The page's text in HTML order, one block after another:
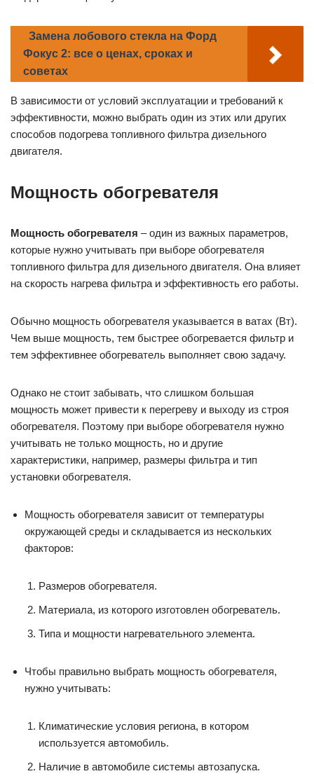
Замена лобового стекла на Форд
Фокус 2: все о ценах, сроках и
советах
В зависимости от условий эксплуатации и требований к
эффективности, можно выбрать один из этих или других
способов подогрева топливного фильтра дизельного
двигателя.
Мощность обогревателя
Мощность обогревателя – один из важных параметров,
которые нужно учитывать при выборе обогревателя
топливного фильтра для дизельного двигателя. Она влияет
на скорость нагрева фильтра и эффективность его работы.
Обычно мощность обогревателя указывается в ватах (Вт).
Чем выше мощность, тем быстрее обогревается фильтр и
тем эффективнее обогреватель выполняет свою задачу.
Однако не стоит забывать, что слишком большая
мощность может привести к перегреву и выходу из строя
обогревателя. Поэтому при выборе обогревателя нужно
учитывать не только мощность, но и другие
характеристики, например, размеры фильтра и тип
установки обогревателя.
Мощность обогревателя зависит от температуры
окружающей среды и складывается из нескольких
факторов:
Размеров обогревателя.
Материала, из которого изготовлен обогреватель.
Типа и мощности нагревательного элемента.
Чтобы правильно выбрать мощность обогревателя,
нужно учитывать:
Климатические условия региона, в котором
используется автомобиль.
Наличие в автомобиле системы автозапуска.